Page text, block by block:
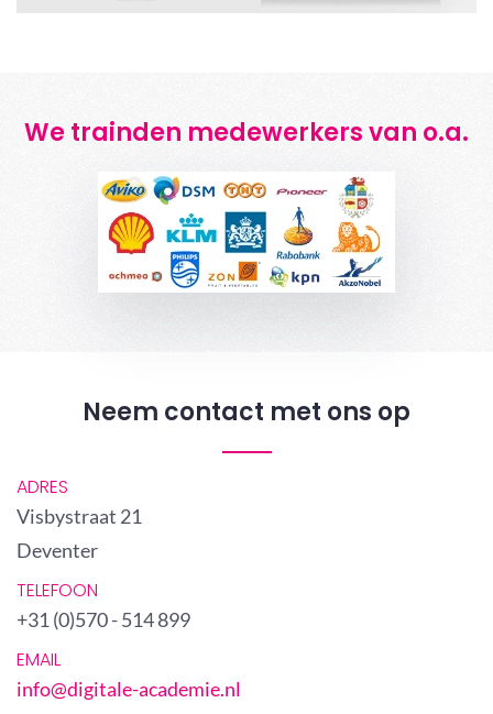
We trainden medewerkers van o.a.
Neem contact met ons op
ADRES
Visbystraat 21
Deventer
TELEFOON
+31 (0)570 - 514 899
EMAIL
info@digitale-academie.nl